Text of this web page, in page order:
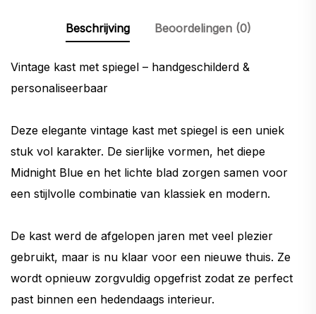
Beschrijving Beoordelingen (0)
Vintage kast met spiegel – handgeschilderd &
personaliseerbaar
Deze elegante vintage kast met spiegel is een uniek
stuk vol karakter. De sierlijke vormen, het diepe
Midnight Blue en het lichte blad zorgen samen voor
een stijlvolle combinatie van klassiek en modern.
De kast werd de afgelopen jaren met veel plezier
gebruikt, maar is nu klaar voor een nieuwe thuis. Ze
wordt opnieuw zorgvuldig opgefrist zodat ze perfect
past binnen een hedendaags interieur.